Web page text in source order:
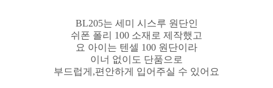
BL205는 세미 시스루 원단인
쉬폰 폴리 100 소재로 제작했고
요 아이는 텐셀 100 원단이라
이너 없이도 단품으로
부드럽게,편안하게 입어주실 수 있어요